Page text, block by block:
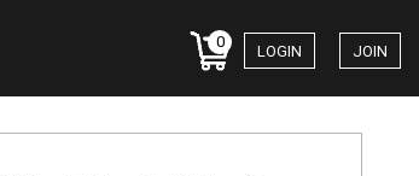
0
LOGIN JOIN